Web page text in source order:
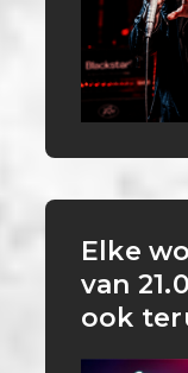
Elke
van
ook